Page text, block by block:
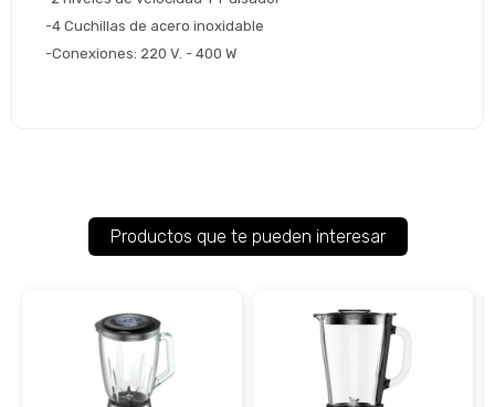
-4 Cuchillas de acero inoxidable
-Conexiones: 220 V. - 400 W
Productos que te pueden interesar
Continuar
Volver al inicio